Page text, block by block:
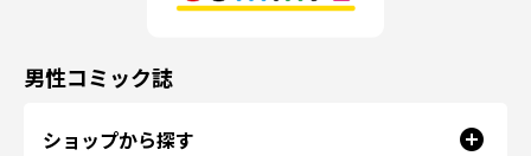
男性コミック誌
ショップから探す